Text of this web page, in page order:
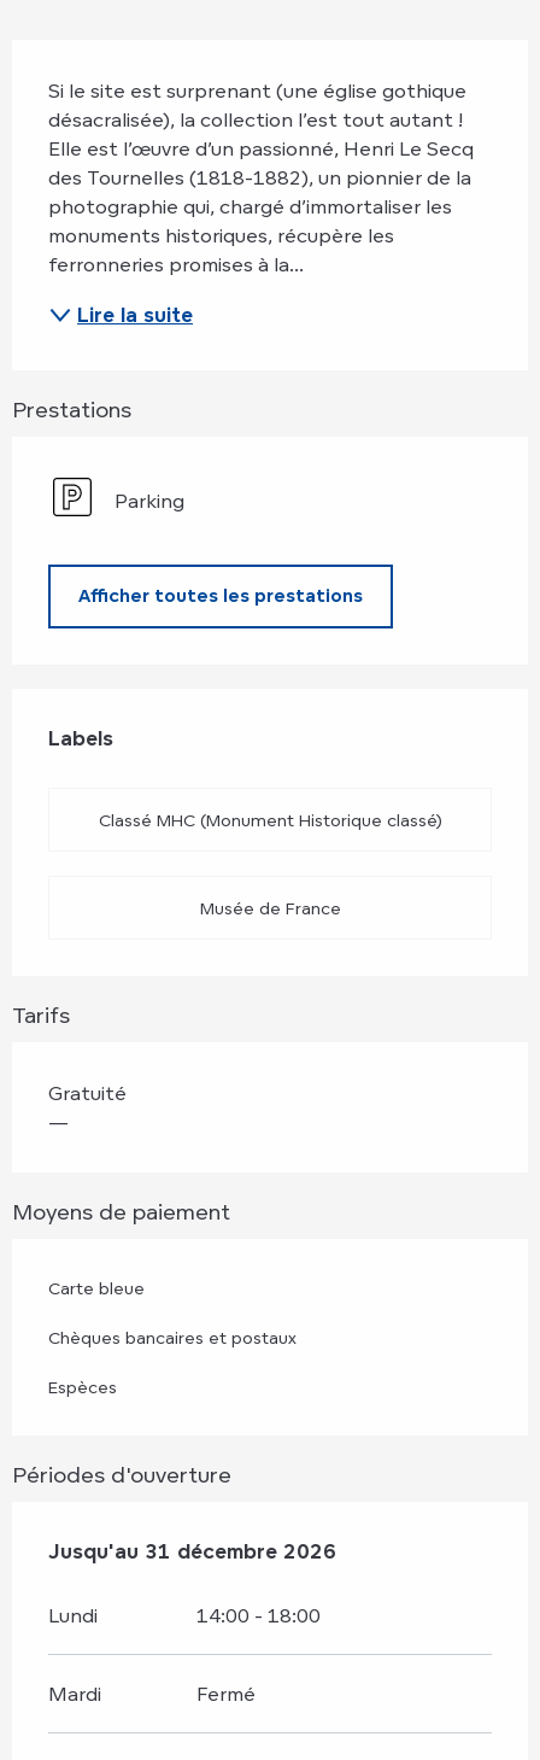
Si le site est surprenant (une église gothique
désacralisée), la collection l’est tout autant !
Elle est l’œuvre d’un passionné, Henri Le Secq
des Tournelles (1818-1882), un pionnier de la
photographie qui, chargé d’immortaliser les
monuments historiques, récupère les
ferronneries promises à la...
Lire la suite
Prestations
Parking
Afficher toutes les prestations
Labels
Labels
Classé MHC (Monument Historique classé)
Musée de France
Tarifs
Gratuité
—
Moyens de paiement
Carte bleue
Chèques bancaires et postaux
Espèces
Périodes d'ouverture
Du2 janvier 2026au31 décembre 2026
Jusqu'au 31 décembre 2026
Lundi 14:00 - 18:00
Mardi Fermé